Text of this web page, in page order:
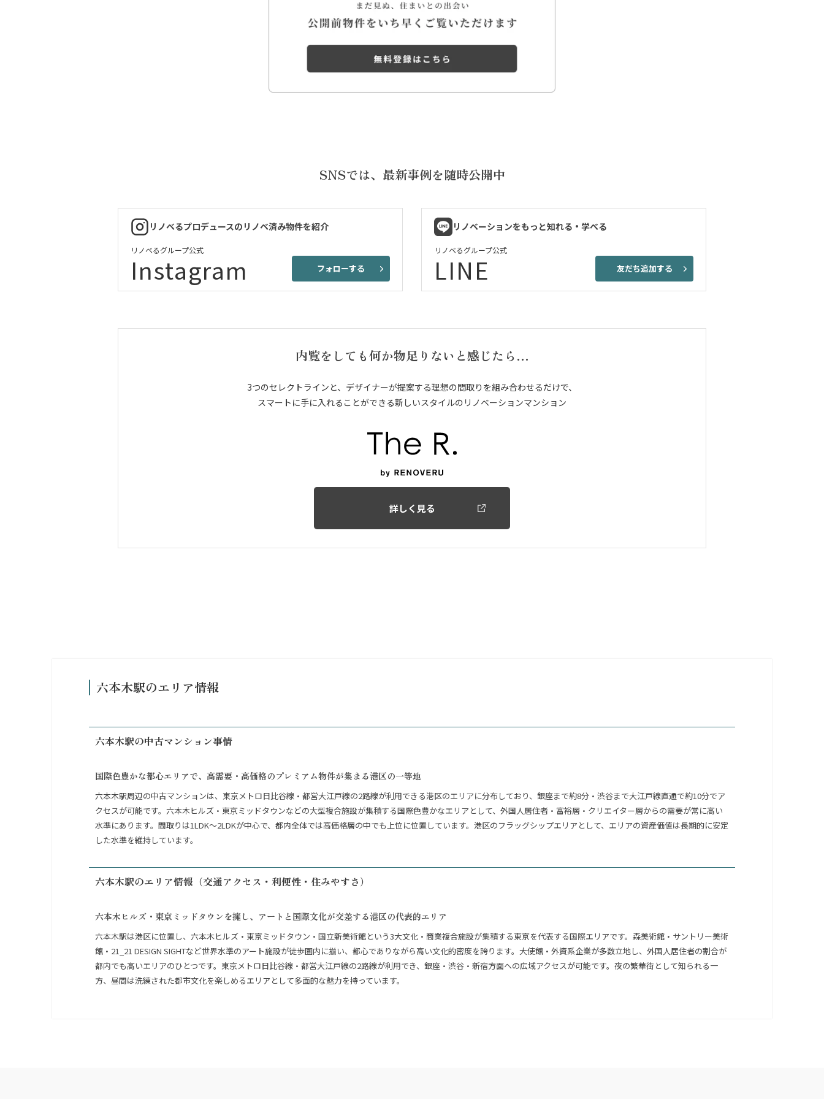
SNSでは、 最新事例を随時公開中
リノベるプロデュースのリノベ済み物件を紹介
リノベるグループ公式
Instagram フォローする
リノベーションをもっと知れる・学べる
リノベるグループ公式
LINE 友だち追加する
内覧をしても何か物足りないと感じたら…
3つのセレクトラインと、デザイナーが提案する理想の間取りを組み合わせるだけで、
スマートに手に入れることができる新しいスタイルのリノベーションマンション
詳しく見る
六本木駅のエリア情報
六本木駅の中古マンション事情
国際色豊かな都心エリアで、高需要・高価格のプレミアム物件が集まる港区の一等地
六本木駅周辺の中古マンションは、東京メトロ日比谷線・都営大江戸線の2路線が利用できる港区のエリアに分布しており、銀座まで約8分・渋谷まで大江戸線直通で約10分でア
クセスが可能です。六本木ヒルズ・東京ミッドタウンなどの大型複合施設が集積する国際色豊かなエリアとして、外国人居住者・富裕層・クリエイター層からの需要が常に高い
水準にあります。間取りは1LDK〜2LDKが中心で、都内全体では高価格層の中でも上位に位置しています。港区のフラッグシップエリアとして、エリアの資産価値は長期的に安定
した水準を維持しています。
六本木駅のエリア情報（交通アクセス・利便性・住みやすさ）
六本木ヒルズ・東京ミッドタウンを擁し、アートと国際文化が交差する港区の代表的エリア
六本木駅は港区に位置し、六本木ヒルズ・東京ミッドタウン・国立新美術館という3大文化・商業複合施設が集積する東京を代表する国際エリアです。森美術館・サントリー美術
館・21_21 DESIGN SIGHTなど世界水準のアート施設が徒歩圏内に揃い、都心でありながら高い文化的密度を誇ります。大使館・外資系企業が多数立地し、外国人居住者の割合が
都内でも高いエリアのひとつです。東京メトロ日比谷線・都営大江戸線の2路線が利用でき、銀座・渋谷・新宿方面への広域アクセスが可能です。夜の繁華街として知られる一
方、昼間は洗練された都市文化を楽しめるエリアとして多面的な魅力を持っています。